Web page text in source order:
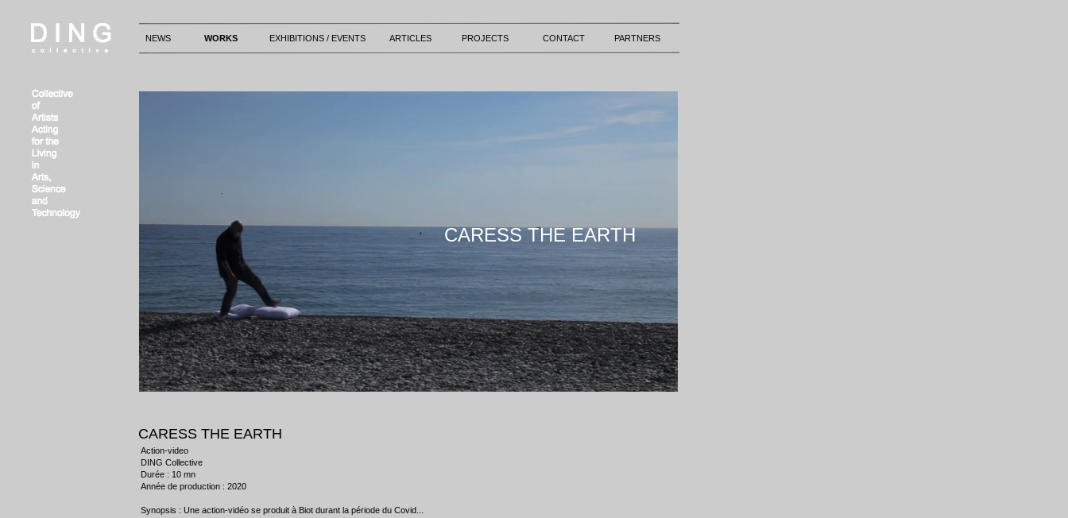
PROJECTS
WORKS
CARESS THE EARTH
NEWS PARTNERS
CONTACT
EXHIBITIONS / EVENTS
CARESS THE EARTH
ARTICLES
Action-video
DING Collective
Durée : 10 mn
Année de production : 2020
Synopsis : Une action-vidéo se produit à Biot durant la période du Covid...